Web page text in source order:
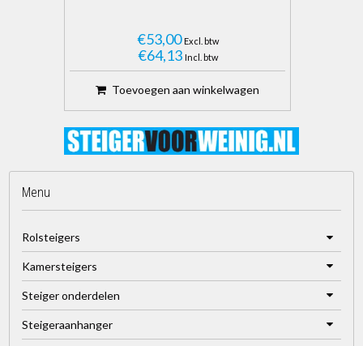
€53,00 Excl. btw
€64,13 Incl. btw
Toevoegen aan winkelwagen
Menu
Rolsteigers
Kamersteigers
Steiger onderdelen
Steigeraanhanger